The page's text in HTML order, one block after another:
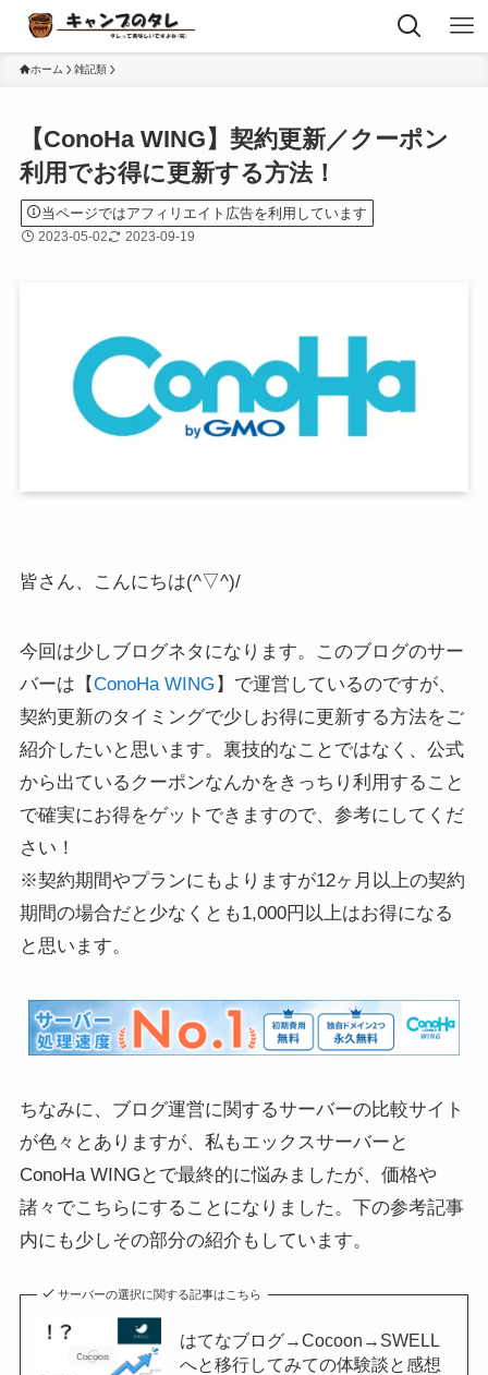
ホーム 雑記類
【ConoHa WING】契約更新／クーポン
利用でお得に更新する方法！
当ページではアフィリエイト広告を利用しています
2023-05-02 2023-09-19
皆さん、こんにちは(^▽^)/
今回は少しブログネタになります。このブログのサー
バーは【ConoHa WING 】で運営しているのですが、
契約更新のタイミングで少しお得に更新する方法をご
紹介したいと思います。裏技的なことではなく、公式
から出ているクーポンなんかをきっちり利用すること
で確実にお得をゲットできますので、参考にしてくだ
さい！
※契約期間やプランにもよりますが12ヶ月以上の契約
期間の場合だと少なくとも1,000円以上はお得になる
と思います。
ちなみに、ブログ運営に関するサーバーの比較サイト
が色々とありますが、私もエックスサーバーと
ConoHa WINGとで最終的に悩みましたが、価格や
諸々でこちらにすることになりました。下の参考記事
内にも少しその部分の紹介もしています。
サーバーの選択に関する記事はこちら
はてなブログ→Cocoon→SWELL
へと移行してみての体験談と感想